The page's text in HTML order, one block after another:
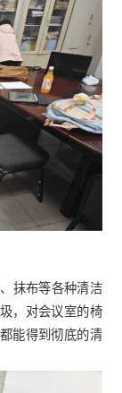
抹布等各种清洁
， 对会议室的椅
能得到彻底的清